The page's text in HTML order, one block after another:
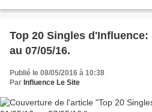
Top 20 Singles d'Influence:
au 07/05/16.
Publié le 08/05/2016 à 10:38
Par Influence Le Site